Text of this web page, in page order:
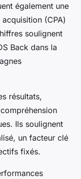
également une
(CPA)
soulignent
Back dans la
résultats,
Ils soulignent
un facteur clé
fixés.